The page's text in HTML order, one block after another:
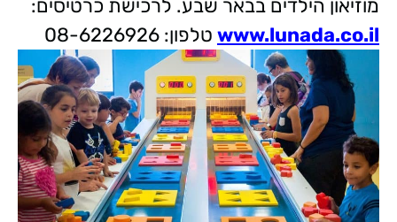
מוזיאון הילדים בבאר שבע. לרכישת כרטיסים:
www.lunada.co.il טלפון: 08-6226926